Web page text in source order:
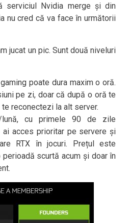
serviciul Nvidia merge și din
nu cred că va face în următorii
jucat un pic. Sunt două niveluri
poate dura maxim o oră.
pe zi, doar că după o oră te
reconectezi la alt server.
lună, cu primele 90 de zile
ai acces prioritar pe servere și
RTX în jocuri. Prețul este
scurtă acum și doar în